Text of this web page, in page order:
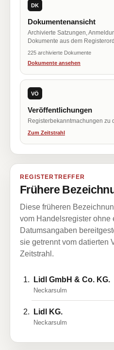
DK
Dokumentenansicht
Archivierte Satzungen,
Dokumente aus dem
225 archivierte Dokumente
Dokumente ansehen
VÖ
Veröffentlichungen
Registerbekanntmachungen zu
Zum Zeitstrahl
REGISTERTREFFER
Frühere
Diese früheren
vom Handelsregister ohne
Datumsangaben
sie getrennt vom datierten
Zeitstrahl.
Lidl GmbH & Co. KG.
Neckarsulm
Lidl KG.
Neckarsulm